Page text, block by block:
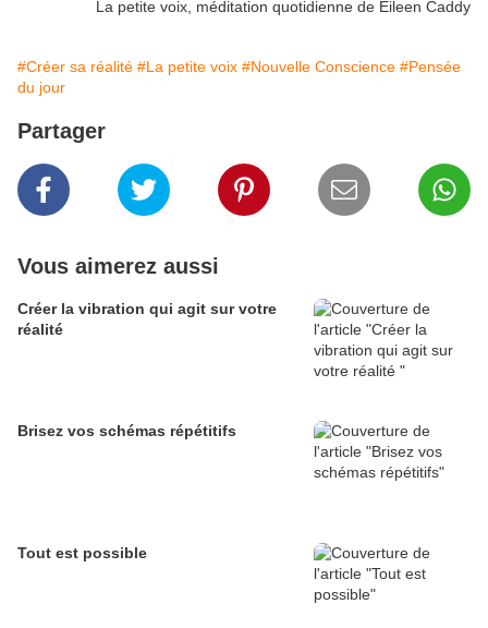
La petite voix, méditation quotidienne de Eileen Caddy
#Créer sa réalité #La petite voix #Nouvelle Conscience #Pensée
du jour
Partager
Vous aimerez aussi
Créer la vibration qui agit sur votre
réalité
Brisez vos schémas répétitifs
Tout est possible